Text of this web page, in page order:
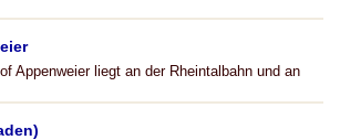
Appenweier liegt an der Rheintalbahn und an